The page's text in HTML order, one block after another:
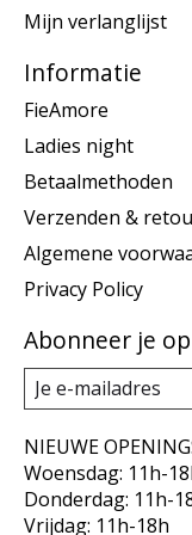
Mijn verlanglijst
Informatie
FieAmore
Ladies night
Betaalmethoden
Verzenden &
Algemene
Privacy Policy
Abonneer je
NIEUWE
Woensdag: 11h-
Donderdag: 11h-
Vrijdag: 11h-18h